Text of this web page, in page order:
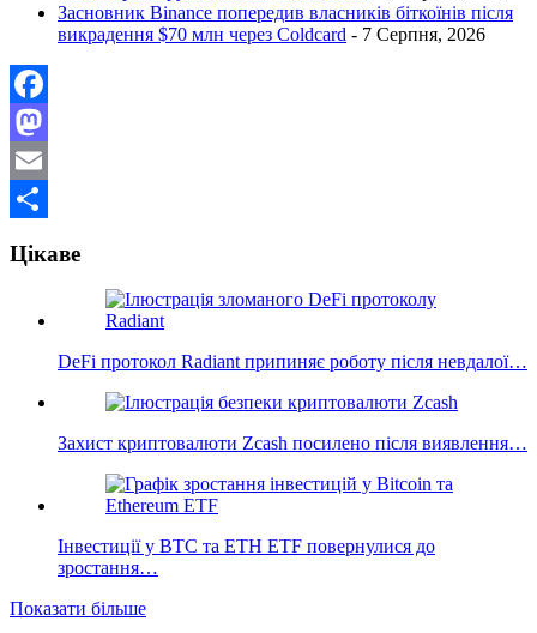
Засновник Binance попередив власників біткоїнів після
викрадення $70 млн через Coldcard - 7 Серпня, 2026
Facebook
Mastodon
Email
Цікаве
DeFi протокол Radiant припиняє роботу після невдалої…
Захист криптовалюти Zcash посилено після виявлення…
Інвестиції у BTC та ETH ETF повернулися до
зростання…
Показати більше